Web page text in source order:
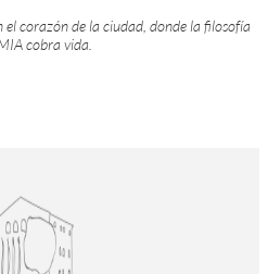
el corazón de la ciudad, donde la filosofía
cobra vida.